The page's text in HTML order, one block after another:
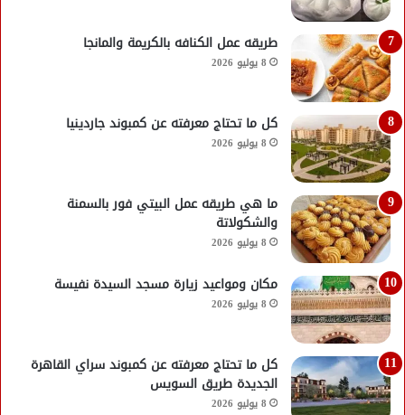
طريقه عمل الكنافه بالكريمة والمانجا
8 يوليو 2026
كل ما تحتاج معرفته عن كمبوند جاردينيا
8 يوليو 2026
ما هي طريقه عمل البيتي فور بالسمنة
والشكولاتة
8 يوليو 2026
مكان ومواعيد زيارة مسجد السيدة نفيسة
8 يوليو 2026
كل ما تحتاج معرفته عن كمبوند سراي القاهرة
الجديدة طريق السويس
8 يوليو 2026